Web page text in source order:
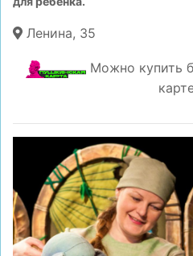
Ленина, 35
Можно купить